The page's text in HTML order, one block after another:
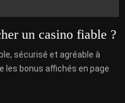
un casino fiable ?
sécurisé et agréable à
les bonus affichés en page